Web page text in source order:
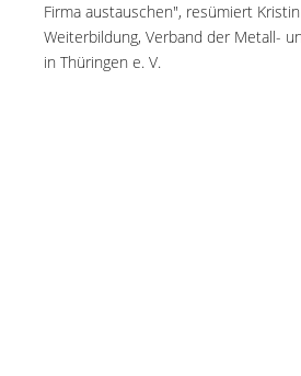
Firma austauschen", resümiert
Weiterbildung, Verband der Metall-
in Thüringen e. V.